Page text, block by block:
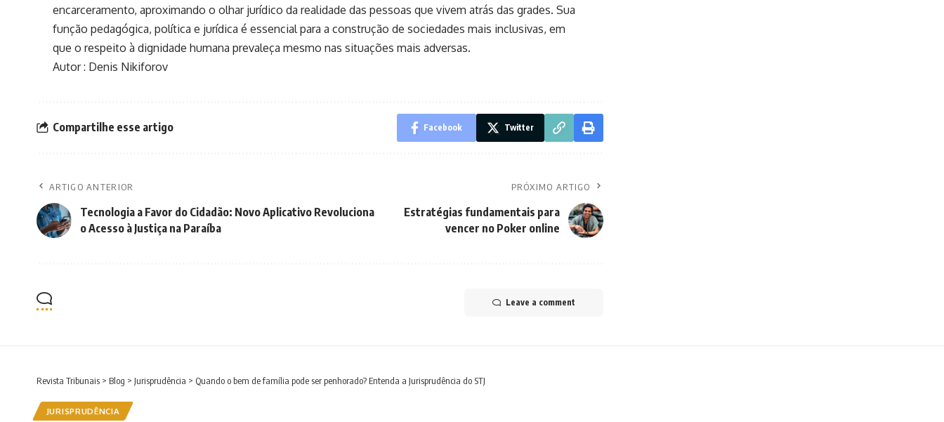
encarceramento, aproximando o olhar jurídico da realidade das pessoas que vivem atrás das grades. Sua
função pedagógica, política e jurídica é essencial para a construção de sociedades mais inclusivas, em
que o respeito à dignidade humana prevaleça mesmo nas situações mais adversas.
Autor : Denis Nikiforov
Compartilhe esse artigo Facebook Twitter
ARTIGO ANTERIOR
Tecnologia a Favor do Cidadão: Novo Aplicativo Revoluciona
o Acesso à Justiça na Paraíba
PRÓXIMO ARTIGO
Estratégias fundamentais para
vencer no Poker online
Leave a comment
Revista Tribunais > Blog > Jurisprudência > Quando o bem de família pode ser penhorado? Entenda a Jurisprudência do STJ
JURISPRUDÊNCIA